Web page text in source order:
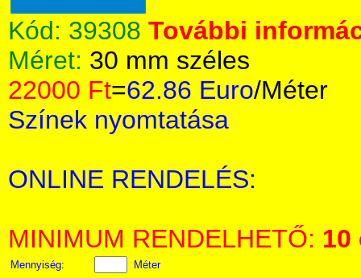
Kód: 39308 További
Méret: 30 mm széles
22000 Ft=62.86 Euro/Méter
Színek nyomtatása
ONLINE RENDELÉS:
MINIMUM RENDELHETŐ: 10
Mennyiség:
Méter